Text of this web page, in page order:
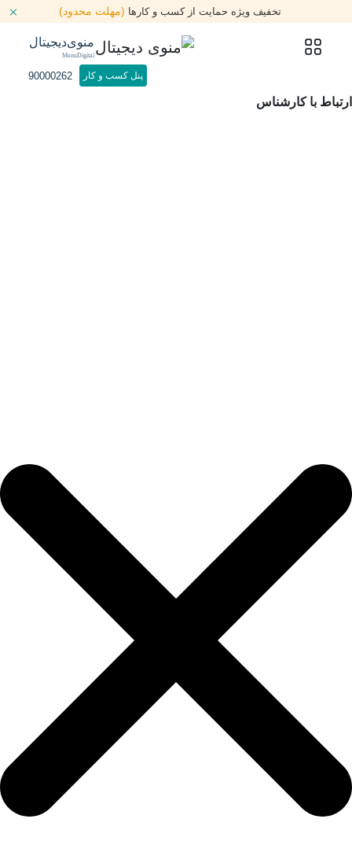
تخفیف ویژه حمایت از کسب و کارها (مهلت محدود)
منوی‌دیجیتال
MenuDigital
پنل کسب و کار 90000262
ارتباط با کارشناس